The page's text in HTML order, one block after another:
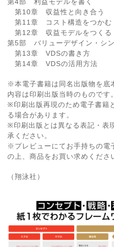
第4部 利益モデルを書く
第10章 収益性と向き合う
第11章 コスト構造をつかむ
第12章 収益モデルをつくる
第5部 バリューデザイン・シ
第13章 VDSの書き方
第14章 VDSの活用方法
※本電子書籍は同名出版物を底
内容は印刷出版当時のものです。
※印刷出版再現のため電子書籍
る場合があります。
※印刷出版とは異なる表記・表
承ください。
※プレビューにてお手持ちの電
の上、商品をお買い求めくださ
（翔泳社）